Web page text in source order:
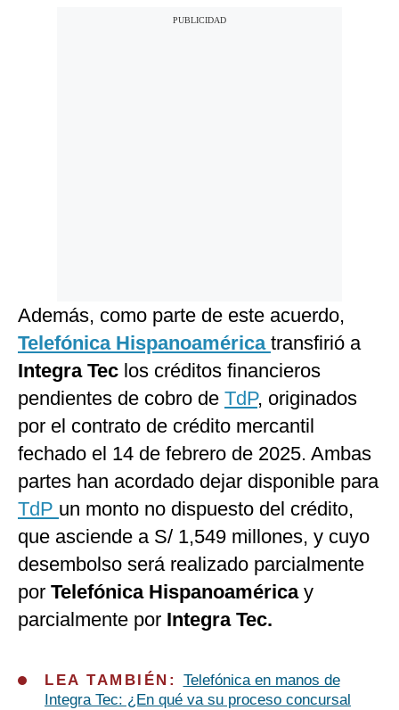
Además, como parte de este acuerdo,
Telefónica Hispanoamérica transfirió a
Integra Tec los créditos financieros
pendientes de cobro de TdP, originados
por el contrato de crédito mercantil
fechado el 14 de febrero de 2025. Ambas
partes han acordado dejar disponible para
TdP un monto no dispuesto del crédito,
que asciende a S/ 1,549 millones, y cuyo
desembolso será realizado parcialmente
por Telefónica Hispanoaméricay
parcialmente por Integra Tec.
LEA TAMBIÉN: Telefónica en manos de
Integra Tec: ¿En qué va su proceso concursal